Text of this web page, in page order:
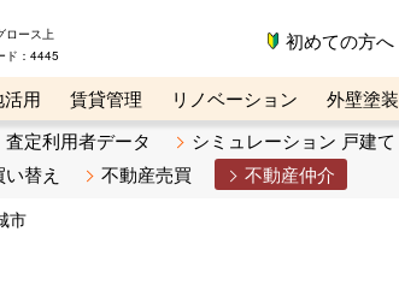
ロース上
：4445
初めての方へ
活用 賃貸管理 リノベーション 外壁塗装
リビンマガジンBiz 不動産売却ご相談デスク
査定利用者データ
シミュレーション 戸建て
替え 不動産売買 不動産仲介
市